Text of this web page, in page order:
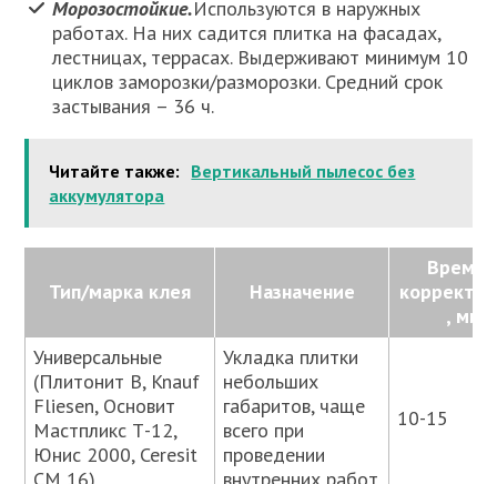
Морозостойкие.Используются в наружных
работах. На них садится плитка на фасадах,
лестницах, террасах. Выдерживают минимум 10
циклов заморозки/разморозки. Средний срок
застывания – 36 ч.
Читайте также: Вертикальный пылесос без
аккумулятора
Тип/марка клея Назначение
Время
, мин
Универсальные
(Плитонит В, Knauf
Fliesen, Основит
Мастпликс Т-12,
Юнис 2000, Ceresit
Укладка плитки
небольших
габаритов, чаще
всего при
проведении
10-15